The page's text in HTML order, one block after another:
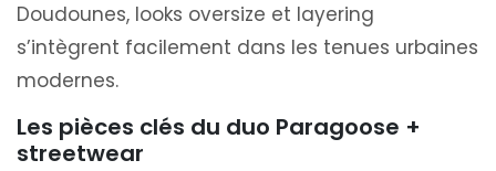
Doudounes, looks oversize et layering
s’intègrent facilement dans les tenues urbaines
modernes.
Les pièces clés du duo Paragoose +
streetwear